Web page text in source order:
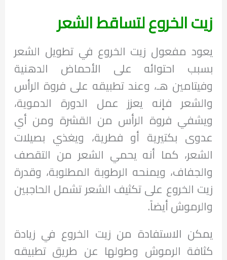
زيت الخروع لتساقط الشعر
يعود مفعول زيت الخروع في تطويل الشعر
بسبب احتوائه على الأحماض الدهنية
وفيتامين هـ، وعند تطبيقه على فروة الرأس
والشعر فإنه يعزز عمل الدورة الدموية،
ويشفي فروة الرأس من القشرة ومن أي
عدوى بكتيرية أو فطرية، ويغذي بصيلات
الشعر، كما أنه يحمي الشعر من التقصف
والجفاف، ويمنحه الرطوبة المطلوبة، وقدرة
زيت الخروع على تكثيف الشعر تشمل الحاجبين
والرموش أيضاً.
يمكن الاستفادة من زيت الخروع في زيادة
كثافة الرموش وطولها عن طريق تطبيقه